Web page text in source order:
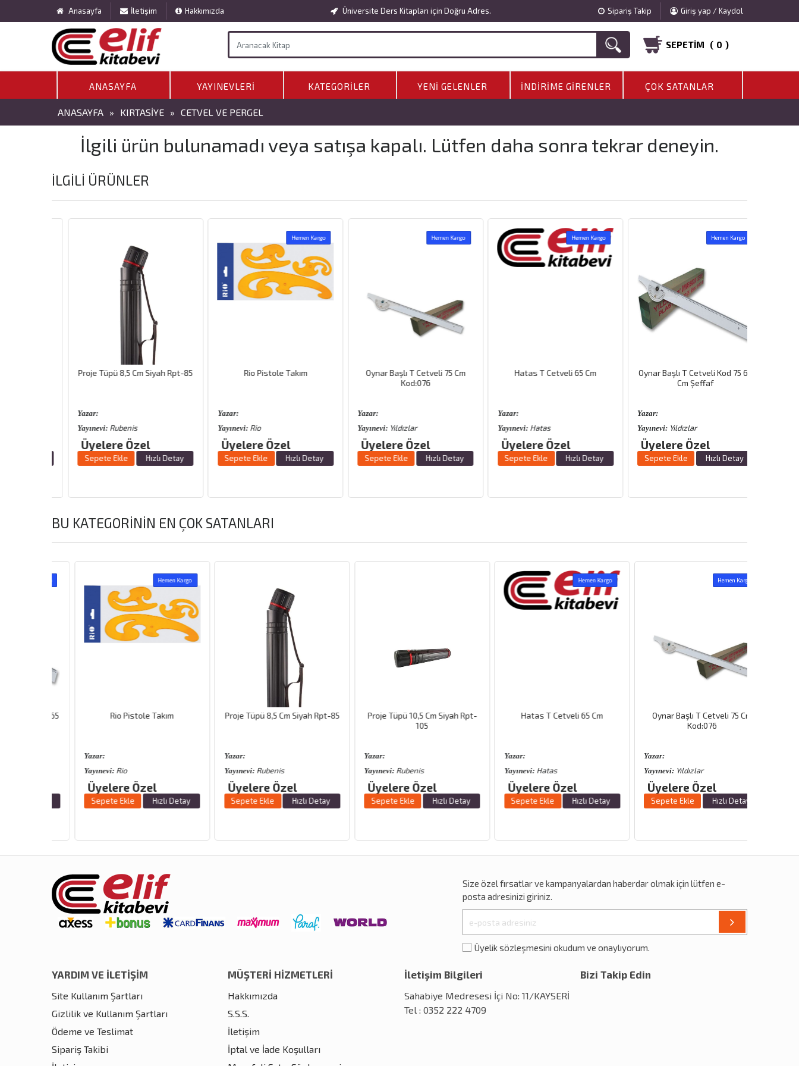
Anasayfa İletişim Hakkımızda Üniversite Ders Kitapları için Doğru Adres. Sipariş Takip Giriş yap / Kaydol
SEPETIM ( 0 )
ANASAYFA YAYINEVLERI KATEGORILER YENI GELENLER İNDIRIME GIRENLER ÇOK SATANLAR
ANASAYFA » KIRTASIYE » CETVEL VE PERGEL
İlgili ürün bulunamadı veya satışa kapalı. Lütfen daha sonra tekrar deneyin.
İLGILI ÜRÜNLER
Proje Tüpü 8,5 Cm Siyah Rpt-85
Yazar:
Yayınevi:Rubenis
Üyelere Özel
Sepete Ekle Hızlı Detay
Hemen Kargo
Rio Pistole Takım
Yazar:
Yayınevi:Rio
Üyelere Özel
Sepete Ekle Hızlı Detay
Hemen Kargo
Oynar Başlı T Cetveli 75 Cm
Kod:076
Yazar:
Yayınevi:Yıldızlar
Üyelere Özel
Sepete Ekle Hızlı Detay
Hemen Kargo
Hatas T Cetveli 65 Cm
Yazar:
Yayınevi:Hatas
Üyelere Özel
Sepete Ekle Hızlı Detay
Hemen Kargo
Oynar Başlı T Cetveli Kod 75 65
Cm Şeffaf
Yazar:
Yayınevi:Yıldızlar
Üyelere Özel
Sepete Ekle Hızlı Detay
BU KATEGORININ EN ÇOK SATANLARI
Hemen Kargo
Rio Pistole Takım
Yayınevi:Rio
Üyelere Özel
Sepete Ekle Hızlı Detay
Proje Tüpü 8,5 Cm Siyah Rpt-85
Yayınevi:Rubenis
Üyelere Özel
Sepete Ekle Hızlı Detay
Proje Tüpü 10,5 Cm Siyah Rpt-
Yayınevi:Rubenis
Üyelere Özel
Sepete Ekle Hızlı Detay
Hemen Kargo
Hatas T Cetveli 65 Cm
Yayınevi:Hatas
Üyelere Özel
Sepete Ekle Hızlı Detay
Hemen Kargo
Oynar Başlı T Cetveli 75 Cm
Kod:076
Yayınevi:Yıldızlar
Üyelere Özel
Sepete Ekle Hızlı Detay
Size özelfırsatlarvekampanyalardan haberdar olmak için lütfen e-
posta adresinizi giriniz.
Üyelik sözleşmesini okudum ve onaylıyorum.
YARDIM VE İLETİŞİM
Site Kullanım Şartları
Gizlilik ve Kullanım Şartları
Ödeme ve Teslimat
Sipariş Takibi
MÜŞTERİ HİZMETLERİ
Hakkımızda
S.S.S.
İletişim
İptal ve İade Koşulları
İletişim Bilgileri
Sahabiye Medresesi İçi No: 11/KAYSERİ
Tel : 0352 222 4709
Bizi Takip Edin